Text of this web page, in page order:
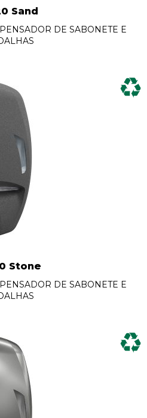
Sand
DE SABONETE E
Stone
DE SABONETE E